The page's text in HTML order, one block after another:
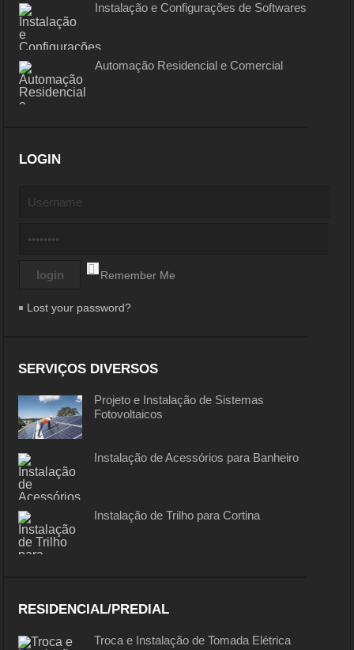
Instalação e Configurações de Softwares
Automação Residencial e Comercial
LOGIN
Remember Me
Lost your password?
SERVIÇOS DIVERSOS
Projeto e Instalação de Sistemas
Fotovoltaicos
Instalação de Acessórios para Banheiro
Instalação de Trilho para Cortina
RESIDENCIAL/PREDIAL
Troca e Instalação de Tomada Elétrica